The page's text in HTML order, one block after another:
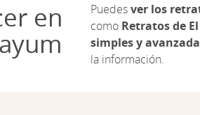
en
Puedesver los
como Retratos de
simples y
la información.